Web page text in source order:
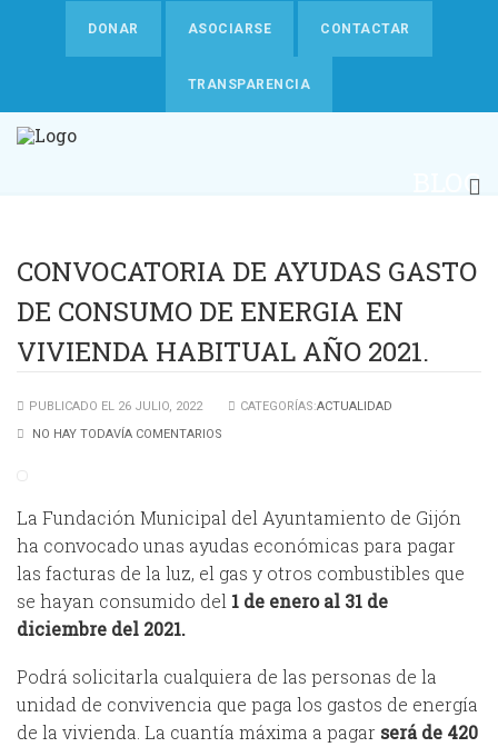
DONAR ASOCIARSE CONTACTAR
TRANSPARENCIA
BLOG
CONVOCATORIA DE AYUDAS GASTO
DE CONSUMO DE ENERGIA EN
VIVIENDA HABITUAL AÑO 2021.
PUBLICADO EL 26 JULIO, 2022 CATEGORÍAS:ACTUALIDAD
NO HAY TODAVÍA COMENTARIOS
La Fundación Municipal del Ayuntamiento de Gijón
ha convocado unas ayudas económicas para pagar
las facturas de la luz, el gas y otros combustibles que
se hayan consumido del 1 de enero al 31 de
diciembre del 2021.
Podrá solicitarla cualquiera de las personas de la
unidad de convivencia que paga los gastos de energía
de la vivienda. La cuantía máxima a pagar será de 420